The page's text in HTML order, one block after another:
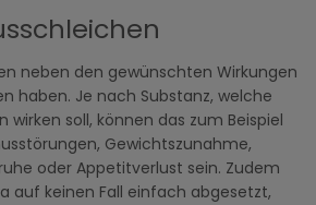
neben den gewünschten Wirkungen
haben. Je nach Substanz, welche
wirken soll, können das zum Beispiel
Gewichtszunahme,
oder Appetitverlust sein. Zudem
auf keinen Fall einfach abgesetzt,